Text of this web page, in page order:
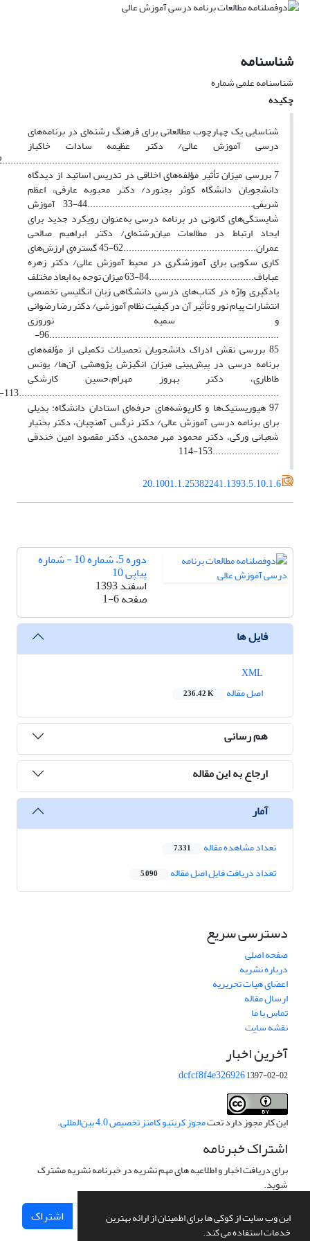
این وب سایت از کوکی ها برای اطمینان از ارائه بهترین
خدمات استفاده می کند.
شناسنامه
شناسنامه علمی شماره
چکیده
شناسایی یک چهارچوب مطالعاتی برای فرهنگ رشته‌ای در برنامه‌های
درسی آموزش عالی/ دکتر عظیمه سادات خاکباز
7 بررسی میزان تأثیر مؤلفه‌های اخلاقی در تدریس اساتید از دیدگاه
دانشجویان دانشگاه کوثر بجنورد/ دکتر محبوبه عارفی، اعظم
شریفی............................................................44-33 آموزش
شایستگی‌های کانونی در برنامه درسی به‌عنوان رویکرد جدید برای
ایحاد ارتباط در مطالعات میان‌رشته‌ای/ دکتر ابراهیم صالحی
عمران................................................62-45 گستره‌ی ارزش‌های
کاری سکویی برای آموزشگری در محیط آموزش عالی/ دکتر زهره
عباباف......................................84-63 میزان توجه به ابعاد مختلف
یادگیری واژه در کتاب‌های درسی دانشگاهی زبان انگلیسی تخصصی
انتشارات پیام نور و تأثیر آن در کیفیت نظام آموزشی/ دکتر رضا رضوانی
و سمیه نوروزی
...................................................................................96-
85 بررسی نقش ادراک دانشجویان تحصیلات تکمیلی از مؤلفه‌های
برنامه درسی در پیش‌بینی میزان انگیزش پژوهشی آن‌ها/ یونس
طاطاری، دکتر بهروز مهرام،حسین کارشکی
..............................................................................................113-
97 هیوریستیک‌ها و کارپوشه‌های حرفه‌ای استادان دانشگاه: بدیلی
برای برنامه درسی آموزش عالی/ دکتر نرگس آهنچیان، دکتر بختیار
شعبانی ورکی، دکتر محمود مهر محمدی، دکتر مقصود امین خندقی
........................153-114
20.1001.1.25382241.1393.5.10.1.6
دوره 5، شماره 10 - شماره
پیاپی 10
اسفند 1393
صفحه1-6
فایل ها
اصل مقاله
236.42 K
هم رسانی
ارجاع به این مقاله
آمار
تعداد مشاهده مقاله 7,331
تعداد دریافت فایل اصل مقاله 5,090
دسترسی سریع
صفحه اصلی
درباره نشریه
اعضای هیات تحریریه
ارسال مقاله
تماس با ما
نقشه سایت
آخرین اخبار
dcfcf8f4e3269261397-02-02
این کار مجوز دارد تحتمجوز کریتیو کامنز تخصیص 4.0 بین‌المللی .
اشتراک خبرنامه
برای دریافت اخبار و اطلاعیه های مهم نشریه در خبرنامه نشریه مشترک
شوید.
اشتراک